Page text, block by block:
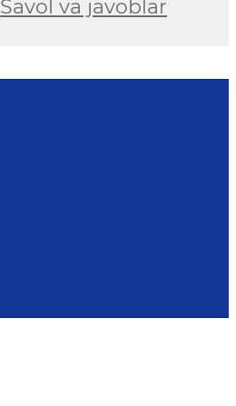
Savol va javoblar